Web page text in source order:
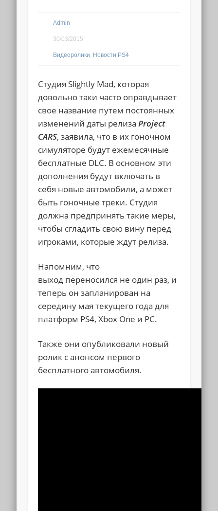
Admin
30/03/2015
Видеоролики Новости PS4
Студия Slightly Mad, которая
довольно таки часто оправдывает
свое название путем постоянных
изменений даты релизаProject
CARS, заявила, что в их гоночном
симуляторе будут ежемесячные
бесплатные DLC. В основном эти
дополнения будут включать в
себя новые автомобили, а может
быть гоночные треки. Студия
должна предпринять такие меры,
чтобы сгладить свою вину перед
игроками, которые ждут релиза.
Напомним, что
выход переносился не один раз, и
теперь он запланирован на
середину мая текущего года для
платформ PS4, Xbox One и PC.
Также они опубликовали новый
ролик с анонсом первого
бесплатного автомобиля.